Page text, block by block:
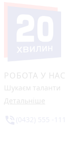
РОБОТА У НАС
Шукаєм таланти
Детальніше